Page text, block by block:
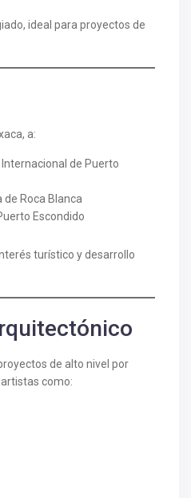
ideal para proyectos de
a:
de Puerto
de Roca Blanca
Escondido
turístico y desarrollo
de alto nivel por
como: